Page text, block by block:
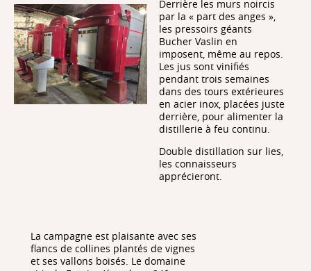
Derrière les murs noircis
par la « part des anges »,
les pressoirs géants
Bucher Vaslin en
imposent, même au repos.
Les jus sont vinifiés
pendant trois semaines
dans des tours extérieures
en acier inox, placées juste
derrière, pour alimenter la
distillerie à feu continu.
Double distillation sur lies,
les connaisseurs
apprécieront.
La campagne est plaisante avec ses
flancs de collines plantés de vignes
et ses vallons boisés. Le domaine